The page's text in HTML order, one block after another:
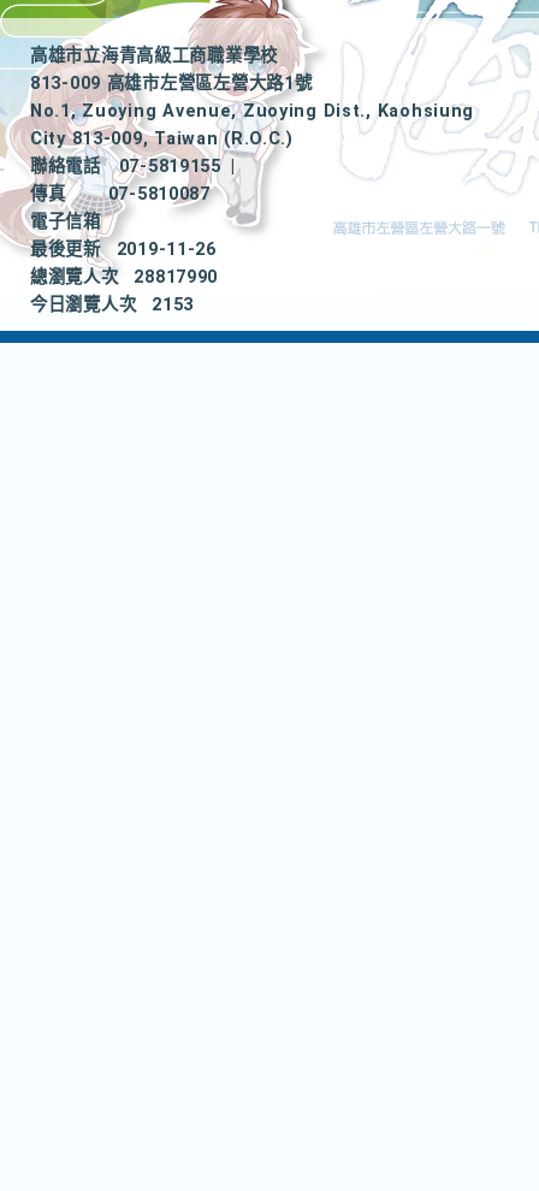
高雄市立海青高級工商職業學校
813-009 高雄市左營區左營大路1號
No.1, Zuoying Avenue, Zuoying Dist., Kaohsiung
City 813-009, Taiwan (R.O.C.)
聯絡電話
07-5819155
|
傳真
07-5810087
電子信箱
最後更新
2019-11-26
總瀏覽人次
28817990
今日瀏覽人次
2153